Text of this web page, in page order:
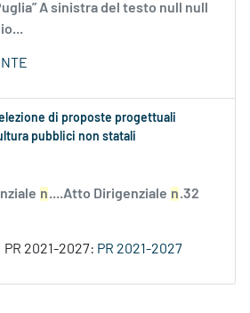
A sinistra del testo null null
di proposte progettuali
pubblici non statali
n....Atto Dirigenziale n.32
PR 2021-2027: PR 2021-2027